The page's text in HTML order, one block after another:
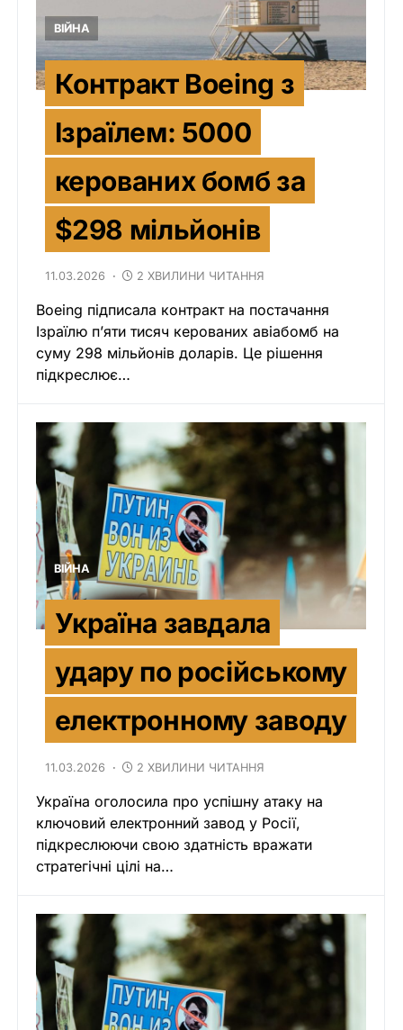
ВІЙНА
Контракт Boeing з
Ізраїлем: 5000
керованих бомб за
$298 мільйонів
11.03.2026 2 ХВИЛИНИ ЧИТАННЯ
Boeing підписала контракт на постачання
Ізраїлю п’яти тисяч керованих авіабомб на
суму 298 мільйонів доларів. Це рішення
підкреслює…
ВІЙНА
Україна завдала
удару по російському
електронному заводу
11.03.2026 2 ХВИЛИНИ ЧИТАННЯ
Україна оголосила про успішну атаку на
ключовий електронний завод у Росії,
підкреслюючи свою здатність вражати
стратегічні цілі на…